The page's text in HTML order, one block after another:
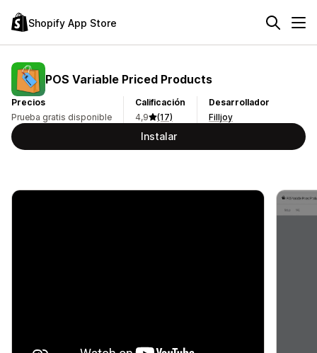
Shopify App Store
POS Variable Priced Products
Precios
Prueba gratis disponible
Calificación
4,9
(17)
Desarrollador
Filljoy
Instalar